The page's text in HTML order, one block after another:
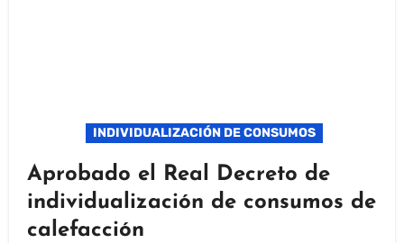
INDIVIDUALIZACIÓN DE CONSUMOS
Aprobado el Real Decreto de
individualización de consumos de
calefacción